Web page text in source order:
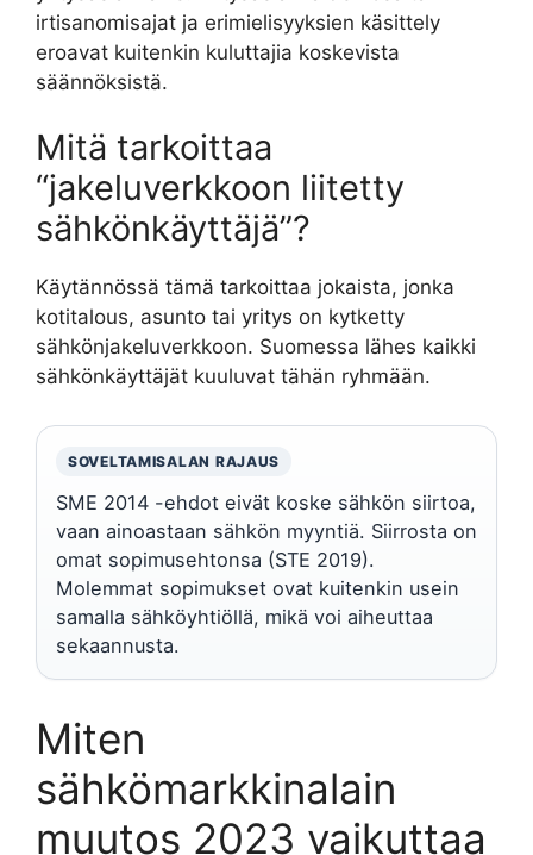
irtisanomisajat ja erimielisyyksien käsittely
eroavat kuitenkin kuluttajia koskevista
säännöksistä.
Mitä tarkoittaa
“jakeluverkkoon liitetty
sähkönkäyttäjä”?
Käytännössä tämä tarkoittaa jokaista, jonka
kotitalous, asunto tai yritys on kytketty
sähkönjakeluverkkoon. Suomessa lähes kaikki
sähkönkäyttäjät kuuluvat tähän ryhmään.
SOVELTAMISALAN RAJAUS
SME 2014 -ehdot eivät koske sähkön siirtoa,
vaan ainoastaan sähkön myyntiä. Siirrosta on
omat sopimusehtonsa (STE 2019).
Molemmat sopimukset ovat kuitenkin usein
samalla sähköyhtiöllä, mikä voi aiheuttaa
sekaannusta.
Miten
sähkömarkkinalain
muutos 2023 vaikuttaa